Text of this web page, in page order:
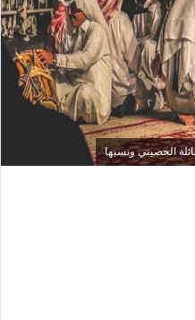
الحصيني ونسبها